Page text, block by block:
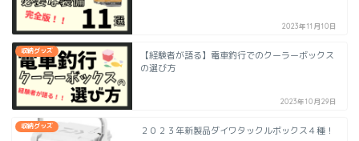
2023年11月10日
収納グッズ
【経験者が語る】電車釣行でのクーラーボックス
の選び方
2023年10月29日
収納グッズ ２０２３年新製品ダイワタックルボックス４種！